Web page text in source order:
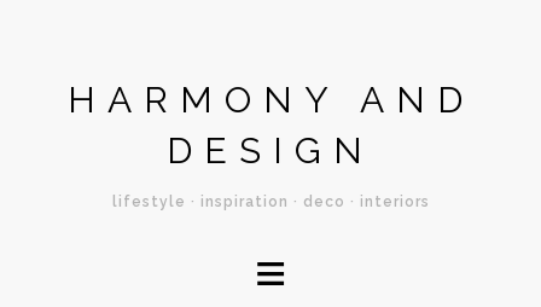
HARMONY AND
DESIGN
lifestyle · inspiration · deco · interiors
≡